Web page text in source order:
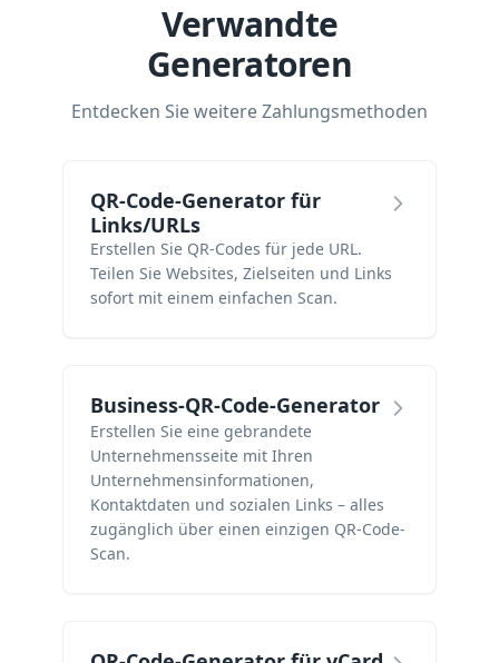
Verwandte
Generatoren
Entdecken Sie weitere Zahlungsmethoden
QR-Code-Generator für
Links/URLs
Erstellen Sie QR-Codes für jede URL.
Teilen Sie Websites, Zielseiten und Links
sofort mit einem einfachen Scan.
Business-QR-Code-Generator
Erstellen Sie eine gebrandete
Unternehmensseite mit Ihren
Unternehmensinformationen,
Kontaktdaten und sozialen Links – alles
zugänglich über einen einzigen QR-Code-
Scan.